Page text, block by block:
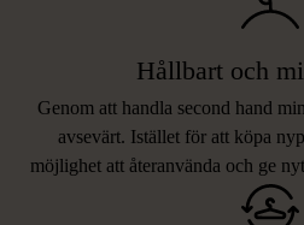
Hållbart och
Genom att handla second hand
avsevärt. Istället för att köpa
möjlighet att återanvända och ge